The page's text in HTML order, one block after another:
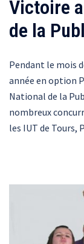
Victoire
de la
Pendant le mois
année en option
National de la
nombreux
les IUT de Tours,